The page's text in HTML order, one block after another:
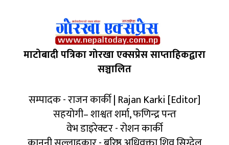
माटोबादी पत्रिका गोरखा एक्सप्रेस साप्ताहिकद्वारा
सञ्चालित
सम्पादक - राजन कार्की | Rajan Karki [Editor]
सहयोगी– शाश्वत शर्मा, फणिन्द्र पन्त
वेभ डाइरेक्टर - रोशन कार्की